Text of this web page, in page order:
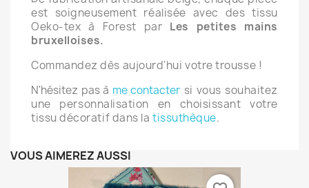
est soigneusement réalisée avec des tissu
Oeko-tex à Forest par Les petites mains
bruxelloises.
Commandez dès aujourd'hui votre trousse !
N'hésitez pas à me contacter si vous souhaitez
une personnalisation en choisissant votre
tissu décoratif dans la tissuthèque.
VOUS AIMEREZ AUSSI